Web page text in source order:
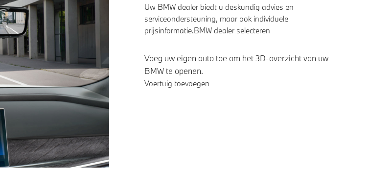
Uw BMW dealer biedt u deskundig advies en
serviceondersteuning, maar ook individuele
prijsinformatie.BMW dealer selecteren
Voeg uw eigen auto toe om het 3D-overzicht van uw
BMW te openen.
Voertuig toevoegen